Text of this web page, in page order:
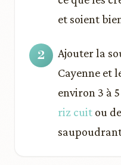
et soient
Ajouter la
Cayenne et
environ 3 à
riz cuit ou